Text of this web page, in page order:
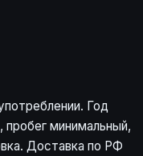
Год
минимальный,
Доставка по РФ